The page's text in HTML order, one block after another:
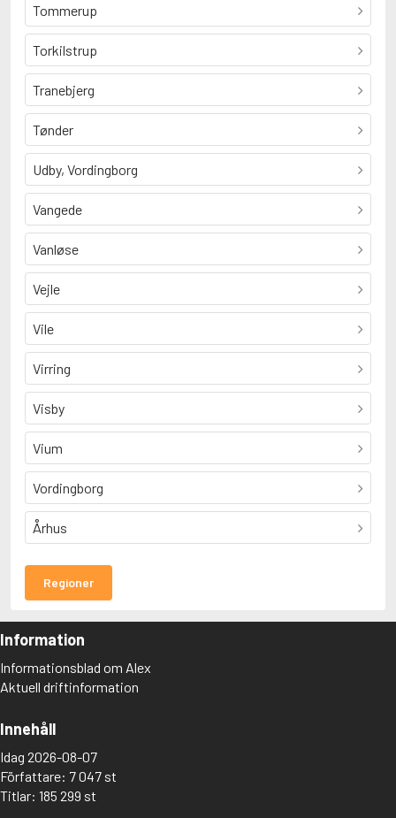
Tommerup
Torkilstrup
Tranebjerg
Tønder
Udby, Vordingborg
Vangede
Vanløse
Vejle
Vile
Virring
Visby
Vium
Vordingborg
Århus
Regioner
Information
Informationsblad om Alex
Aktuell driftinformation
Innehåll
Idag 2026-08-07
Författare: 7 047 st
Titlar: 185 299 st